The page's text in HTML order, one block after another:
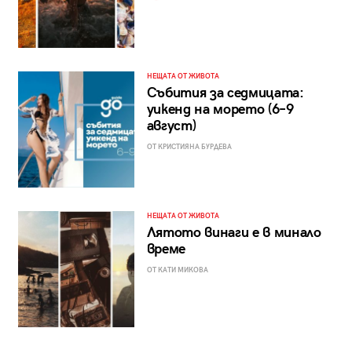
НЕЩАТА ОТ ЖИВОТА
Събития за седмицата:
уикенд на морето (6–9
август)
ОТ КРИСТИЯНА БУРДЕВА
НЕЩАТА ОТ ЖИВОТА
Лятото винаги е в минало
време
ОТ КАТИ МИКОВА